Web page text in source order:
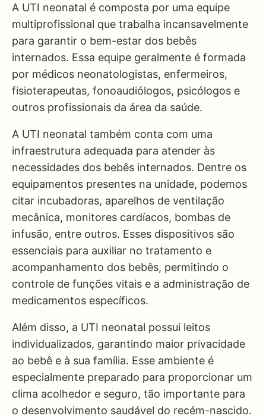
A UTI neonatal é composta por uma equipe
multiprofissional que trabalha incansavelmente
para garantir o bem-estar dos bebês
internados. Essa equipe geralmente é formada
por médicos neonatologistas, enfermeiros,
fisioterapeutas, fonoaudiólogos, psicólogos e
outros profissionais da área da saúde.
A UTI neonatal também conta com uma
infraestrutura adequada para atender às
necessidades dos bebês internados. Dentre os
equipamentos presentes na unidade, podemos
citar incubadoras, aparelhos de ventilação
mecânica, monitores cardíacos, bombas de
infusão, entre outros. Esses dispositivos são
essenciais para auxiliar no tratamento e
acompanhamento dos bebês, permitindo o
controle de funções vitais e a administração de
medicamentos específicos.
Além disso, a UTI neonatal possui leitos
individualizados, garantindo maior privacidade
ao bebê e à sua família. Esse ambiente é
especialmente preparado para proporcionar um
clima acolhedor e seguro, tão importante para
o desenvolvimento saudável do recém-nascido.